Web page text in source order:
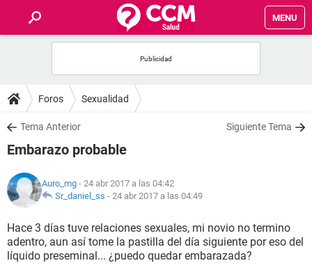
MENU
FOROS
SALUD
NUTRICIÓN
BIENESTAR
Foros Sexualidad
Tema Anterior Siguiente Tema
Embarazo probable
Auro_mg - 24 abr 2017 a las 04:42
Sr_daniel_ss - 24 abr 2017 a las 04:49
Hace 3 días tuve relaciones sexuales, mi novio no termino
adentro, aun así tome la pastilla del día siguiente por eso del
líquido preseminal... ¿puedo quedar embarazada?